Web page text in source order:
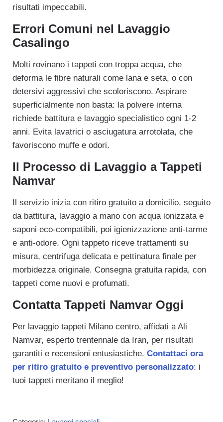
risultati impeccabili.
Errori Comuni nel Lavaggio
Casalingo
Molti rovinano i tappeti con troppa acqua, che
deforma le fibre naturali come lana e seta, o con
detersivi aggressivi che scoloriscono. Aspirare
superficialmente non basta: la polvere interna
richiede battitura e lavaggio specialistico ogni 1-2
anni. Evita lavatrici o asciugatura arrotolata, che
favoriscono muffe e odori.
Il Processo di Lavaggio a Tappeti
Namvar
Il servizio inizia con ritiro gratuito a domicilio, seguito
da battitura, lavaggio a mano con acqua ionizzata e
saponi eco-compatibili, poi igienizzazione anti-tarme
e anti-odore. Ogni tappeto riceve trattamenti su
misura, centrifuga delicata e pettinatura finale per
morbidezza originale. Consegna gratuita rapida, con
tappeti come nuovi e profumati.
Contatta Tappeti Namvar Oggi
Per lavaggio tappeti Milano centro, affidati a Ali
Namvar, esperto trentennale da Iran, per risultati
garantiti e recensioni entusiastiche. Contattaci ora
per ritiro gratuito e preventivo personalizzato: i
tuoi tappeti meritano il meglio!